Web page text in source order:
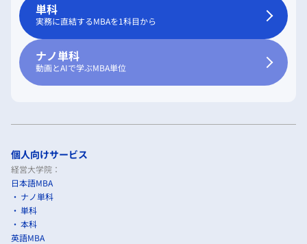
単科
実務に直結するMBAを1科目から
ナノ単科
動画とAIで学ぶMBA単位
個人向けサービス
経営大学院：
日本語MBA
ナノ単科
単科
本科
英語MBA